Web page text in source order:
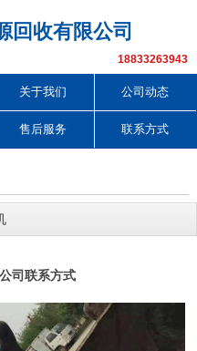
回收有限公司
18833263943
关于我们 公司动态
售后服务 联系方式
司联系方式